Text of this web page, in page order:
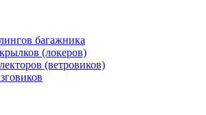
багажника
(локеров)
(ветровиков)